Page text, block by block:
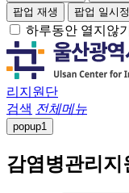
팝업 재생
팝업 일시
하루동안 열지않기
리지원단
검색 전체메뉴
popup1
감염병관리지